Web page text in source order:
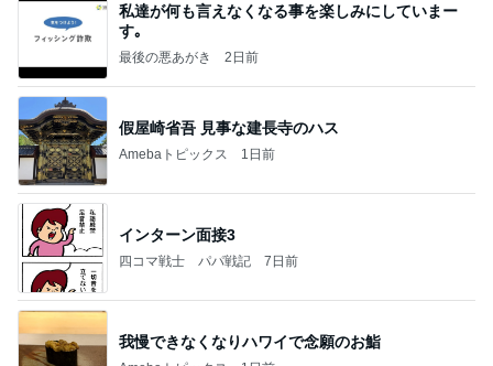
私達が何も言えなくなる事を楽しみにしていまー
す｡
最後の悪あがき 2日前
假屋崎省吾 見事な建長寺のハス
Amebaトピックス 1日前
インターン面接3
四コマ戦士 パパ戦記 7日前
我慢できなくなりハワイで念願のお鮨